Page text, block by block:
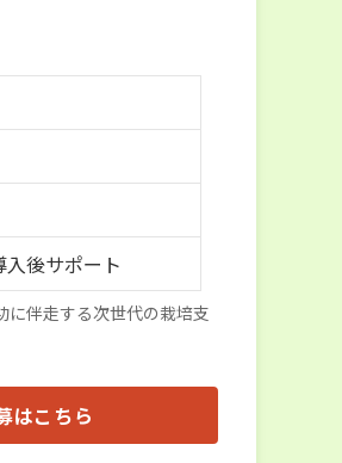
後サポート
に伴走する次世代の栽培支
はこちら